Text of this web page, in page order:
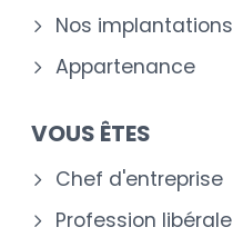
Nos implantations
Appartenance
VOUS ÊTES
Chef d'entreprise
Profession libérale